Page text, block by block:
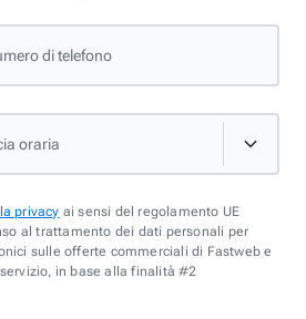
di telefono
oraria
privacy ai sensi del regolamento UE
al trattamento dei dati personali per
sulle offerte commerciali di Fastweb e
in base alla finalità #2